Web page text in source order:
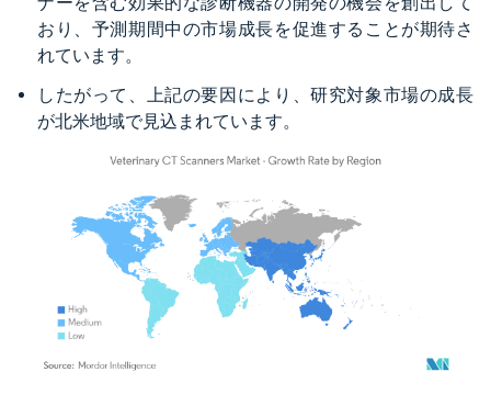
おり、予測期間中の市場成長を促進することが期待さ
れています。
したがって、上記の要因により、研究対象市場の成長
が北米地域で見込まれています。